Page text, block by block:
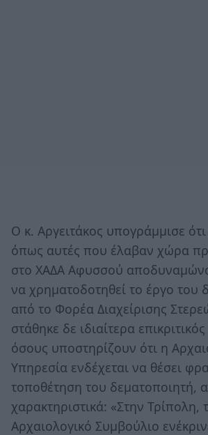
Ο κ. Αργειτάκος υπογράμμισε ότι
όπως αυτές που έλαβαν χώρα
στο ΧΑΔΑ Αφυσσού
να χρηματοδοτηθεί το έργο του
από το Φορέα Διαχείρισης
στάθηκε δε ιδιαίτερα
όσους υποστηρίζουν ότι η
Υπηρεσία ενδέχεται να θέσει
τοποθέτηση του δεματοποιητή,
χαρακτηριστικά: «Στην Τρίπολη,
Αρχαιολογικό Συμβούλιο